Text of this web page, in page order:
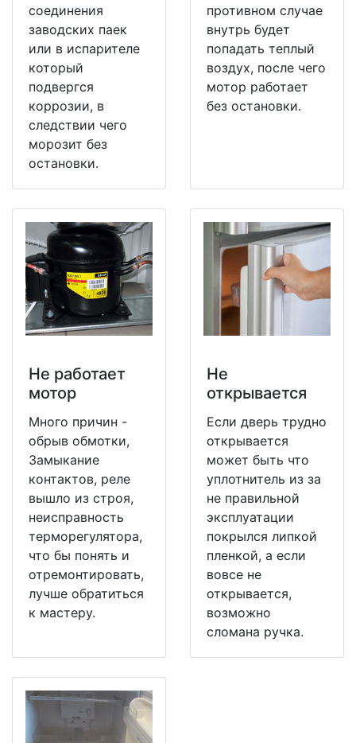
соединения
заводских паек
или в испарителе
который
подвергся
коррозии, в
следствии чего
морозит без
остановки.
противном случае
внутрь будет
попадать теплый
воздух, после чего
мотор работает
без остановки.
Не работает
мотор
Много причин -
обрыв обмотки,
Замыкание
контактов, реле
вышло из строя,
неисправность
терморегулятора,
что бы понять и
отремонтировать,
лучше обратиться
к мастеру.
Не
открывается
Если дверь трудно
открывается
может быть что
уплотнитель из за
не правильной
эксплуатации
покрылся липкой
пленкой, а если
вовсе не
открывается,
возможно
сломана ручка.